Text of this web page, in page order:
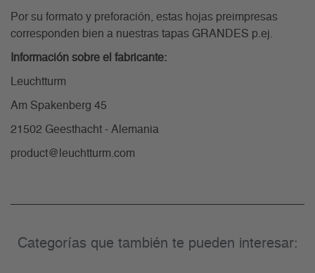
Por su formato y preforación, estas hojas preimpresas
corresponden bien a nuestras tapas GRANDES p.ej.
Información sobre el fabricante:
Leuchtturm
Am Spakenberg 45
21502 Geesthacht - Alemania
product@leuchtturm.com
Categorías que también te pueden interesar: